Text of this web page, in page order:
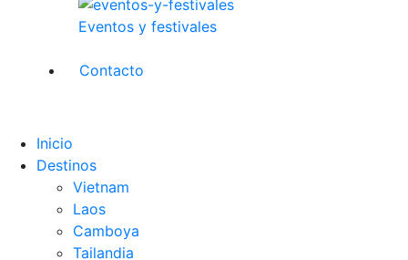
Eventos y festivales
Contacto
Inicio
Destinos
Vietnam
Laos
Camboya
Tailandia